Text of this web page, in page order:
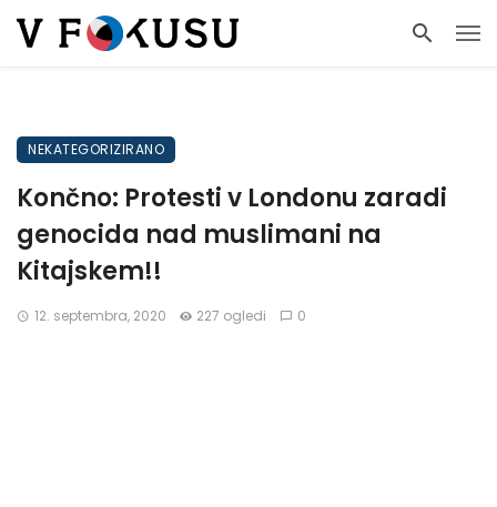
NEKATEGORIZIRANO
Končno: Protesti v Londonu zaradi
genocida nad muslimani na
Kitajskem!!
12. septembra, 2020 227 ogledi 0